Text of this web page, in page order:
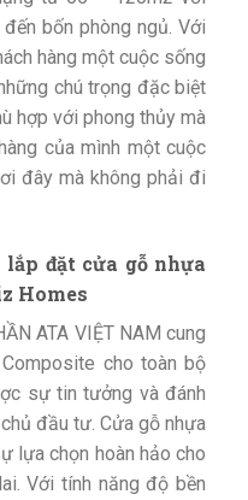
bốn phòng ngủ. Với
hàng một cuộc sống
chú trọng đặc biệt
hợp với phong thủy mà
của mình một cuộc
đây mà không phải đi
lắp đặt cửa gỗ nhựa
Homes
ATA VIỆT NAM cung
cho toàn bộ
sự tin tưởng và đánh
đầu tư. Cửa gỗ nhựa
lựa chọn hoàn hảo cho
Với tính năng độ bền